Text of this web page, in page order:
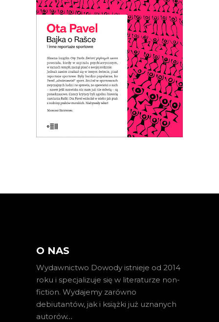
E-BOOK DO KOSZYKA
które były popularne, bo ich autor
„ubaśniawiał” sport. Dzięki temu te
opowieści o sportowcach – nawet jeśli
ich nazwiska nic nam już nie mówią – są
ponadczasowe.
O NAS
Wydawnictwo Dowody istnieje od 2014
roku i specjalizuje się w literaturze non-
fiction. Wydajemy zarówno
debiutantów, jak i książki już uznanych
autorów…